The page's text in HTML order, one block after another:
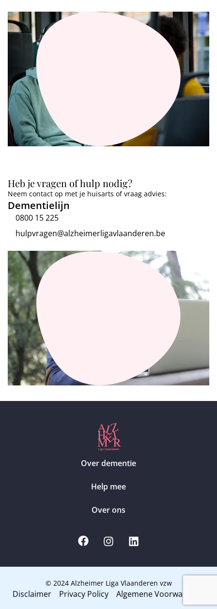
Heb je vragen of hulp nodig?
Neem contact op met je huisarts of vraag advies:
Dementielijn
0800 15 225
hulpvragen@alzheimerligavlaanderen.be
Over dementie
Help mee
Over ons
© 2024 Alzheimer Liga Vlaanderen vzw
Disclaimer Privacy Policy Algemene Voorwaarden